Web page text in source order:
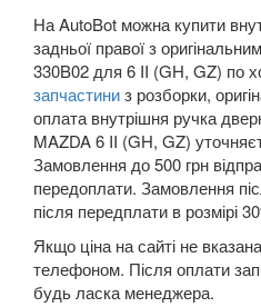
5 I (CP)
5 II (CR19)
5 III (CW)
6 I (GG)
6 II (GH, GZ)
6 III (GJ)
6 MPS (GG)
На AutoBot можна купити
задньої правої з
330B02 для 6 II (GH, GZ) по
запчастиниз розборки,
оплата внутрішня ручка
MAZDA 6 II (GH, GZ)
Замовлення до 500 грн
передоплати. Замовлення
після передплати в розмірі
Якщо ціна на сайті не
телефоном. Після оплати
будь ласка менеджера.